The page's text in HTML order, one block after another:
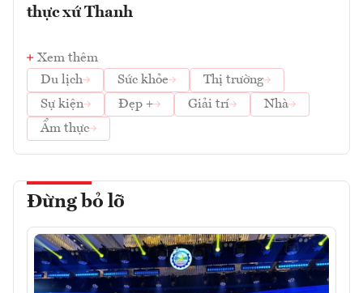
thực xứ Thanh
Xem thêm
Du lịch
Sức khỏe
Thị trường
Sự kiện
Đẹp + Giải trí
Nhà
Ẩm thực
Đừng bỏ lỡ